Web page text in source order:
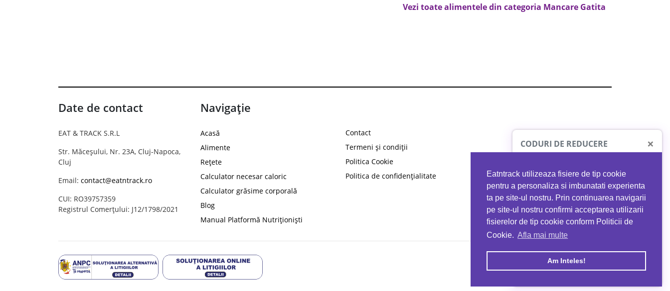
Eatntrack utilizeaza fisiere de tip cookie
pentru a personaliza si imbunatati experienta
ta pe site-ul nostru. Prin continuarea navigarii
pe site-ul nostru confirmi acceptarea utilizarii
fisierelor de tip cookie conform Politicii de
Cookie. Afla mai multe
Am Inteles!
Vezi toate alimentele din categoria Mancare Gatita
Date de contact
EAT & TRACK S.R.L
Str. Măceșului, Nr. 23A, Cluj-Napoca,
Cluj
Email: contact@eatntrack.ro
CUI: RO39757359
Registrul Comerțului: J12/1798/2021
Navigație
Acasă
Alimente
Rețete
Calculator necesar caloric
Calculator grăsime corporală
Blog
Manual Platformă Nutriționiști
Contact
Termeni și condiții
Politica Cookie
Politica de confidențialitate
CODURI DE REDUCERE ×
PROTO41
reducere la orice comandă
EATNTRACK
MYPROTEIN
Ai40%reducere la orice comandă
folosind codul EATTRACK